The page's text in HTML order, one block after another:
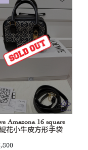
Amazona 16 square
花小牛皮方形手袋